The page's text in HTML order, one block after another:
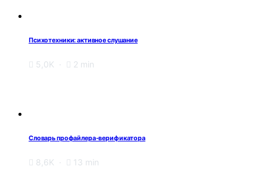
Психотехники: активное слушание
5,0K 2 min
Словарь профайлера-верификатора
8,6K 13 min